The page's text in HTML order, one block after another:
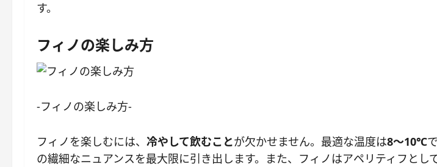
す。
フィノの楽しみ方
-フィノの楽しみ方-
フィノを楽しむには、 冷やして飲むことが欠かせません。最適な温度は8～10℃
の繊細なニュアンスを最大限に引き出します。また、フィノはアペリティフと